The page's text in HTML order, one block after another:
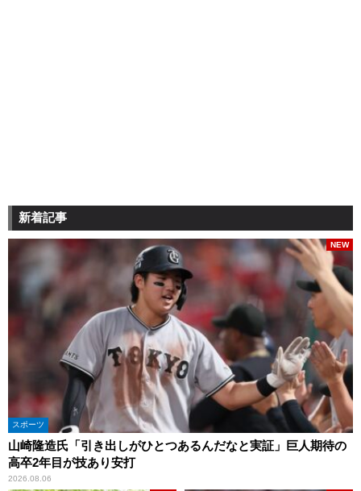
新着記事
スポーツ
山崎隆造氏「引き出しがひとつあるんだなと実証」巨人期待の
高卒2年目が技あり安打
2026.08.06
NEW